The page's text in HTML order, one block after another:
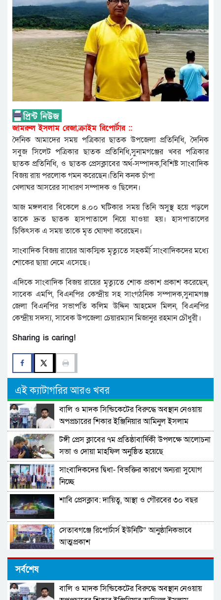
জামরুল ইসলাম রেজা,ক্রাইম রিপোর্টার ::
দৈনিক আমাদের সময় পত্রিকার ছাতক উপজেলা প্রতিনিধি, দৈনিক
সবুজ সিলেট পত্রিকার ছাতক প্রতিনিধি,সুনামগঞ্জের খবর পত্রিকার
ছাতক প্রতিনিধি, ও ছাতক প্রেসক্লাবের অর্থ-সম্পাদক,বিশিষ্ট সাংবাদিক
বিজয় রায় পরলোক গমন করেছেন।তিনি কনক চাঁপা
খেলাঘর আসরের সাধারণ সম্পাদক ও ছিলেন।
আজ মঙ্গলবার বিকেলে ৪.০০ ঘটিকার সময় তিনি অসুস্থ হয়ে পড়লে
তাকে দ্রুত ছাতক হাসপাতালে নিয়ে যাওয়া হয়। হাসপাতালের
চিকিৎসক এ সময় তাকে মৃত ঘোষণা করেছেন।
সাংবাদিক বিজয় রায়ের আকস্মিক মৃত্যুতে সহকর্মী সাংবাদিকদের মধ্যে
শোকের ছায়া নেমে এসেছে।
এদিকে সাংবাদিক বিজয় রায়ের মৃত্যুতে শোক প্রকাশ প্রকাশ করেছেন,
সাবেক এমপি, বিএনপির কেন্দ্রীয় সহ সাংগঠনিক সম্পাদক,সুনামগঞ্জ
জেলা বিএনপির সভাপতি কলিম উদ্দিন আহমেদ মিলন, বিএনপির
কেন্দ্রীয় সদস্য, সাবেক উপজেলা চেয়ারম্যান মিজানুর রহমান চৌধুরী।
Sharing is caring!
এই ক্যাটাগরির আরও খবর
বালি ও মাদক সিন্ডিকেটের বিরুদ্ধে অবস্থান নেওয়ায়
অপপ্রচারের শিকার ইঞ্জিনিয়ার আমিনুল ইসলাম
ডালিমের অভিযোগ
টঙ্গী প্রেস ক্লাবের ৭ম প্রতিষ্ঠাবার্ষিকী উপলক্ষে আলোচনা
সভা ও দোয়া মাহফিল অনুষ্ঠিত হয়েছে
সাংবাদিকদের দ্বিধা- বিভক্তির কারণে অন্যরা সুযোগ
নিচ্ছে
শাবি প্রেসক্লাব: দায়িত্ব, আস্থা ও গৌরবের ৩০ বছর
সেতাবগঞ্জে রিপোর্টার্স ইউনিটি” আনুষ্ঠানিকভাবে
আত্মপ্রকাশ
সাপ্তাহিক পলাশবাড়ী১৫ বছরে পদার্পণ করলো
সাংবাদিকতায় স্বাধীনতা, সত্য ও দায়বদ্ধতা: অপ-
সর্বশেষ
বালি ও মাদক সিন্ডিকেটের বিরুদ্ধে অবস্থান নেওয়ায়